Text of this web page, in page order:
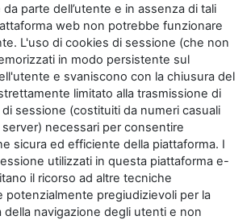
parte dell’utente e in assenza di tali
web non potrebbe funzionare
L'uso di cookies di sessione (che non
in modo persistente sul
e svaniscono con la chiusura del
limitato alla trasmissione di
sessione (costituiti da numeri casuali
necessari per consentire
sicura ed efficiente della piattaforma. I
utilizzati in questa piattaforma e-
il ricorso ad altre tecniche
potenzialmente pregiudizievoli per la
della navigazione degli utenti e non